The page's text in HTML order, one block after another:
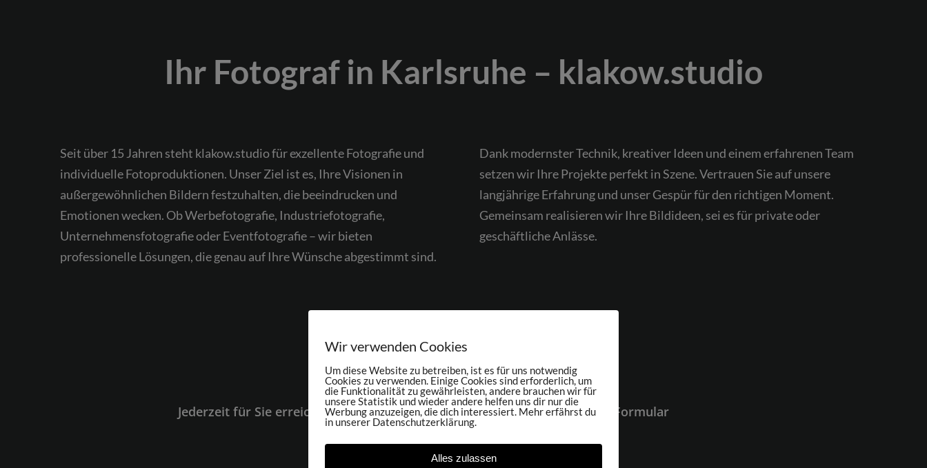
Ihr Fotograf in Karlsruhe – klakow.studio
Seit über 15 Jahren steht klakow.studio für exzellente Fotografie und
individuelle Fotoproduktionen. Unser Ziel ist es, Ihre Visionen in
außergewöhnlichen Bildern festzuhalten, die beeindrucken und
Emotionen wecken. Ob Werbefotografie, Industriefotografie,
Unternehmensfotografie oder Eventfotografie – wir bieten
professionelle Lösungen, die genau auf Ihre Wünsche abgestimmt sind.
Dank modernster Technik, kreativer Ideen und einem erfahrenen Team
setzen wir Ihre Projekte perfekt in Szene. Vertrauen Sie auf unsere
langjährige Erfahrung und unser Gespür für den richtigen Moment.
Gemeinsam realisieren wir Ihre Bildideen, sei es für private oder
geschäftliche Anlässe.
Jetzt Beratungstermin anfragen!
Jederzeit für Sie erreichbar unter: 0178 2611422 oder per Schnell-Kontakt-Formular
Wir verwenden Cookies
Um diese Website zu betreiben, ist es für uns notwendig
Cookies zu verwenden. Einige Cookies sind erforderlich, um
die Funktionalität zu gewährleisten, andere brauchen wir für
unsere Statistik und wieder andere helfen uns dir nur die
Werbung anzuzeigen, die dich interessiert. Mehr erfährst du
in unserer Datenschutzerklärung.
Alles zulassen